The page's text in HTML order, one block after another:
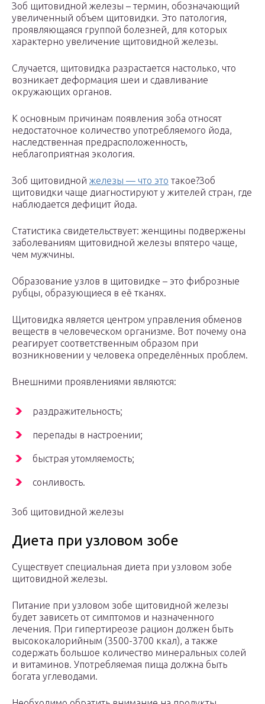
Зоб щитовидной железы – термин, обозначающий
увеличенный объем щитовидки. Это патология,
проявляющаяся группой болезней, для которых
характерно увеличение щитовидной железы.
Случается, щитовидка разрастается настолько, что
возникает деформация шеи и сдавливание
окружающих органов.
К основным причинам появления зоба относят
недостаточное количество употребляемого йода,
наследственная предрасположенность,
неблагоприятная экология.
Зоб щитовидной железы — что это такое?Зоб
щитовидки чаще диагностируют у жителей стран, где
наблюдается дефицит йода.
Статистика свидетельствует: женщины подвержены
заболеваниям щитовидной железы впятеро чаще,
чем мужчины.
Образование узлов в щитовидке – это фиброзные
рубцы, образующиеся в её тканях.
Щитовидка является центром управления обменов
веществ в человеческом организме. Вот почему она
реагирует соответственным образом при
возникновении у человека определённых проблем.
Внешними проявлениями являются:
раздражительность;
перепады в настроении;
быстрая утомляемость;
сонливость.
Зоб щитовидной железы
Диета при узловом зобе
Существует специальная диета при узловом зобе
щитовидной железы.
Питание при узловом зобе щитовидной железы
будет зависеть от симптомов и назначенного
лечения. При гипертиреозе рацион должен быть
высококалорийным (3500-3700 ккал), а также
содержать большое количество минеральных солей
и витаминов. Употребляемая пища должна быть
богата углеводами.